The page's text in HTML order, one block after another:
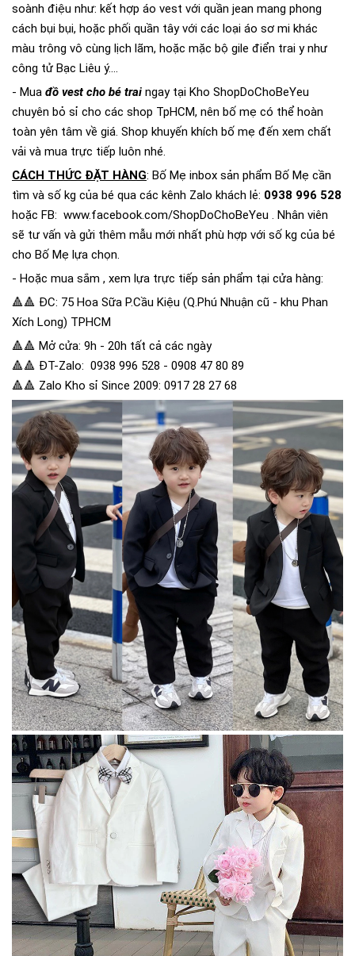
soành điệu như: kết hợp áo vest với quần jean mang phong
cách bụi bụi, hoặc phối quần tây với các loại áo sơ mi khác
màu trông vô cùng lịch lãm, hoặc mặc bộ gile điển trai y như
công tử Bạc Liêu ý....
- Mua đồ vest cho bé trai ngay tại Kho ShopDoChoBeYeu
chuyên bỏ sỉ cho các shop TpHCM, nên bố mẹ có thể hoàn
toàn yên tâm về giá. Shop khuyến khích bố mẹ đến xem chất
vải và mua trực tiếp luôn nhé.
CÁCH THỨC ĐẶT HÀNG: Bố Mẹ inbox sản phẩm Bố Mẹ cần
tìm và số kg của bé qua các kênh Zalo khách lẻ: 0938 996 528
hoặc FB: www.facebook.com/ShopDoChoBeYeu . Nhân viên
sẽ tư vấn và gửi thêm mẫu mới nhất phù hợp với số kg của bé
cho Bố Mẹ lựa chọn.
- Hoặc mua sắm , xem lựa trực tiếp sản phẩm tại cửa hàng:
🔺🔺 ĐC: 75 Hoa Sữa P.Cầu Kiệu (Q.Phú Nhuận cũ - khu Phan
Xích Long) TPHCM
🔺🔺 Mở cửa: 9h - 20h tất cả các ngày
🔺🔺 ĐT-Zalo: 0938 996 528 - 0908 47 80 89
🔺🔺 Zalo Kho sỉ Since 2009: 0917 28 27 68